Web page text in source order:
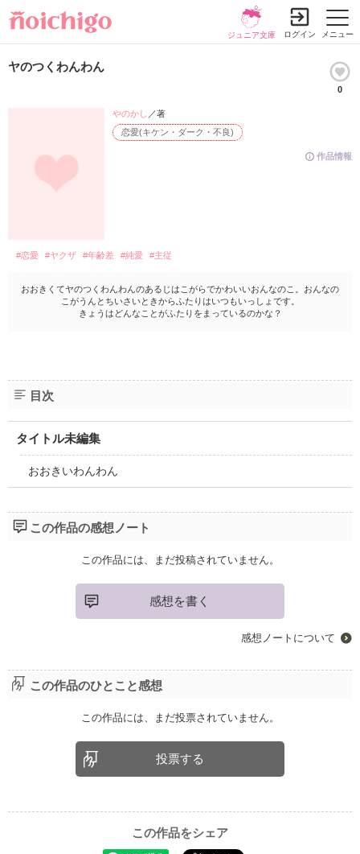
メニュー
ジュニア文庫 ログイン
ヤのつくわんわん
0
作品情報
恋愛(キケン・ダーク・不良)
やのかし ／著
#恋愛 #ヤクザ #年齢差 #純愛 #主従
おおきくてヤのつくわんわんのあるじはこがらでかわいいおんなのこ。おんなの
こがうんとちいさいときからふたりはいつもいっしょです。
きょうはどんなことがふたりをまっているのかな？
目次
タイトル未編集
おおきいわんわん
この作品の感想ノート
この作品には、まだ投稿されていません。
感想を書く
感想ノートについて
この作品のひとこと感想
この作品には、まだ投票されていません。
投票する
この作品をシェア